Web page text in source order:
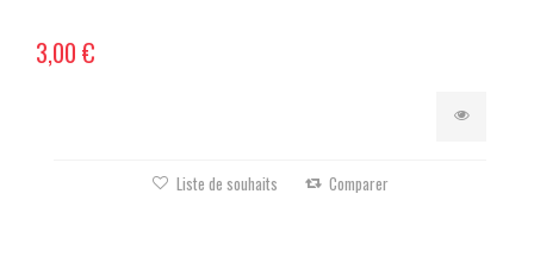
3,00 €
Liste de souhaits Comparer